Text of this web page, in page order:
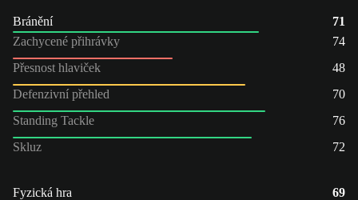
Bránění
71
Zachycené přihrávky
74
Přesnost hlaviček
48
Defenzivní přehled
70
Standing Tackle
76
Skluz
72
Fyzická hra
69